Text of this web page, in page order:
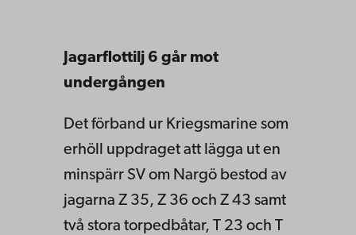
Jagarflottilj 6 går mot
undergången
Det förband ur Kriegsmarine som
erhöll uppdraget att lägga ut en
minspärr SV om Nargö bestod av
jagarna Z 35, Z 36 och Z 43 samt
två stora torpedbåtar, T 23 och T